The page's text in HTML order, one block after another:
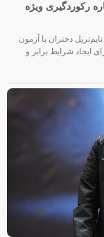
رکوردگیری ویژه
دختران با آزمون
شرایط برابر و